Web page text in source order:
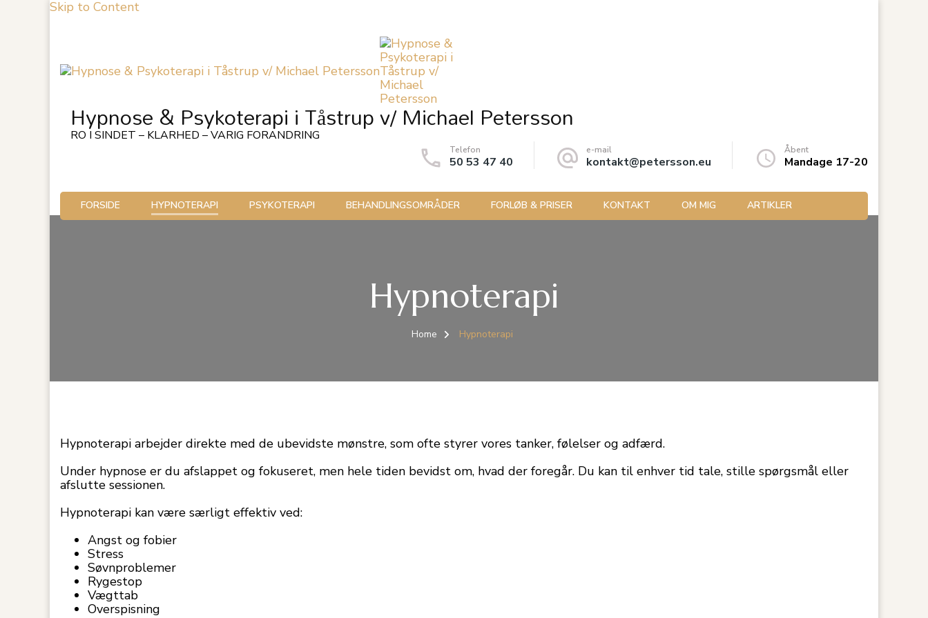
Skip to Content
Hypnose & Psykoterapi i Tåstrup v/ Michael Petersson
RO I SINDET – KLARHED – VARIG FORANDRING
Telefon
50 53 47 40
e-mail
kontakt@petersson.eu
Åbent
Mandage 17-20
FORSIDE HYPNOTERAPI PSYKOTERAPI BEHANDLINGSOMRÅDER FORLØB & PRISER KONTAKT OM MIG ARTIKLER
Hypnoterapi
Home Hypnoterapi
Hypnoterapi arbejder direkte med de ubevidste mønstre, som ofte styrer vores tanker, følelser og adfærd.
Under hypnose er du afslappet og fokuseret, men hele tiden bevidst om, hvad der foregår. Du kan til enhver tid tale, stille spørgsmål eller
afslutte sessionen.
Hypnoterapi kan være særligt effektiv ved:
Angst og fobier
Stress
Søvnproblemer
Rygestop
Vægttab
Overspisning